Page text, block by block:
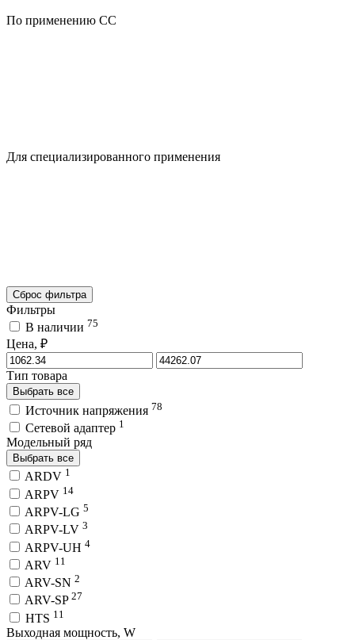
По применению CC
Для специализированного применения
Сброс фильтра
Фильтры
В наличии 75
Цена, ₽
Тип товара
Выбрать все
Источник напряжения 78
Сетевой адаптер 1
Модельный ряд
Выбрать все
ARDV 1
ARPV 14
ARPV-LG 5
ARPV-LV 3
ARPV-UH 4
ARV 11
ARV-SN 2
ARV-SP 27
HTS 11
Выходная мощность, W